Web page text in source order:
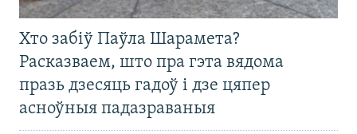
Хто забіў Паўла Шарамета?
Расказваем, што пра гэта вядома
празь дзесяць гадоў і дзе цяпер
асноўныя падазраваныя